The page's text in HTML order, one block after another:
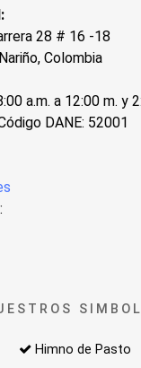
28 # 16 -18
Colombia
a.m. a 12:00 m. y
DANE: 52001
Himno de Pasto